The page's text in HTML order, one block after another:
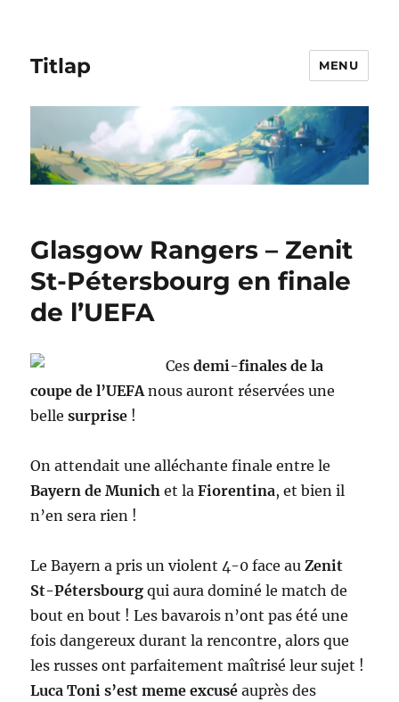
Titlap MENU
Glasgow Rangers – Zenit
St-Pétersbourg en finale
de l’UEFA
Cesdemi-finales de la
coupe de l’UEFAnous auront réservées une
bellesurprise !
On attendait une alléchante finale entre le
Bayern de Munich et laFiorentina, et bien il
n’en sera rien !
Le Bayern a pris un violent 4-0 face auZenit
St-Pétersbourg qui aura dominé le match de
bout en bout ! Les bavarois n’ont pas été une
fois dangereux durant la rencontre, alors que
les russes ont parfaitement maîtrisé leur sujet !
Luca Toni s’est meme excusé auprès des